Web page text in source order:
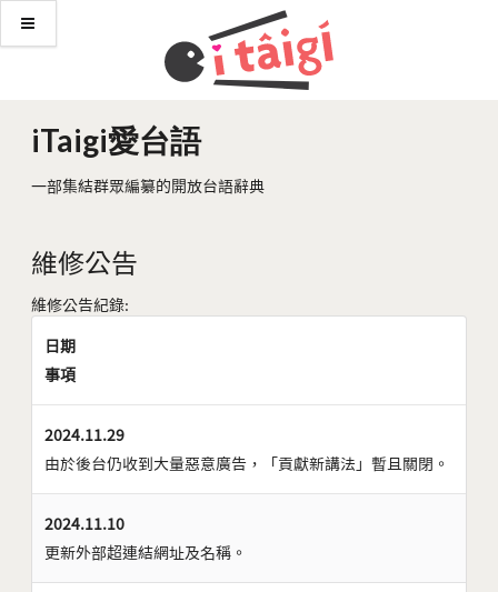
iTaigi愛台語
一部集結群眾編纂的開放台語辭典
維修公告
維修公告紀錄:
日期
事項
2024.11.29
由於後台仍收到大量惡意廣告，「貢獻新講法」暫且關閉。
2024.11.10
更新外部超連結網址及名稱。